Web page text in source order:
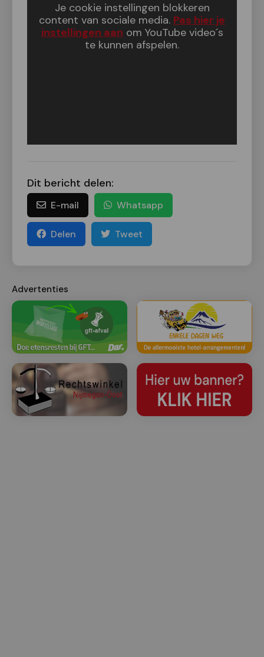
Je cookie instellingen blokkeren
content van sociale media. Pas hier je
instellingen aan om YouTube video´s
te kunnen afspelen.
Dit bericht delen:
E-mail Whatsapp
Delen Tweet
Advertenties